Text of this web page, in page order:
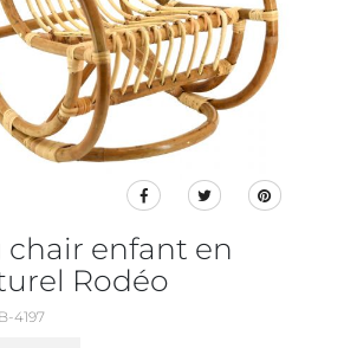
chair enfant en
Rodéo
4197